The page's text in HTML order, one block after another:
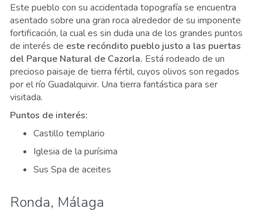
Este pueblo con su accidentada topografía se encuentra
asentado sobre una gran roca alrededor de su imponente
fortificación, la cual es sin duda una de los grandes puntos
de interés de este recóndito pueblo justo a las puertas
del Parque Natural de Cazorla. Está rodeado de un
precioso paisaje de tierra fértil, cuyos olivos son regados
por el río Guadalquivir. Una tierra fantástica para ser
visitada.
Puntos de interés:
Castillo templario
Iglesia de la purísima
Sus Spa de aceites
Ronda, Málaga